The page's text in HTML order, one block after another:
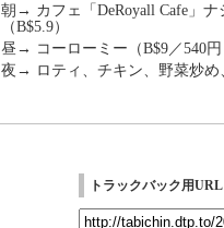
朝→ カフェ「DeRoyall Cafe」
（B$5.9）
昼→ コーローミー（B$9／540
夜→ ロティ、チキン、野菜炒め
トラックバック用URL